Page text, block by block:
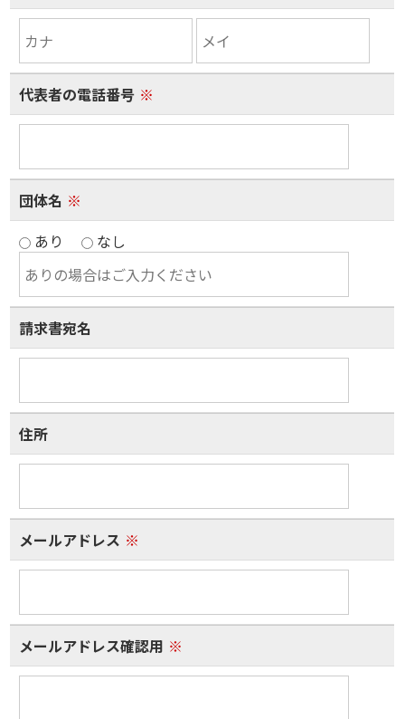
代表者の電話番号 ※
団体名 ※
あり
なし
請求書宛名
住所
メールアドレス ※
メールアドレス確認用 ※